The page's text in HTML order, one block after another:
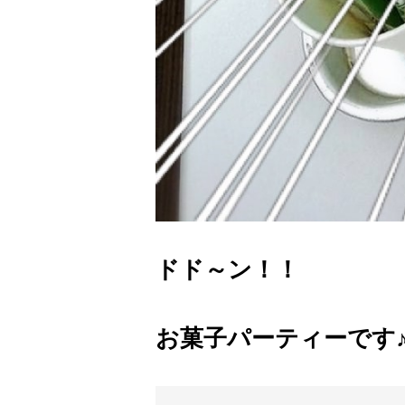
ドド～ン！！
お菓子パーティーです